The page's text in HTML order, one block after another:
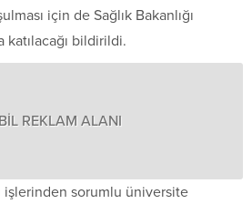
için de Sağlık Bakanlığı
katılacağı bildirildi.
REKLAM ALANI
sorumlu üniversite